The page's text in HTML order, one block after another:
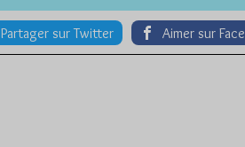
Partager sur Twitter Aimer sur